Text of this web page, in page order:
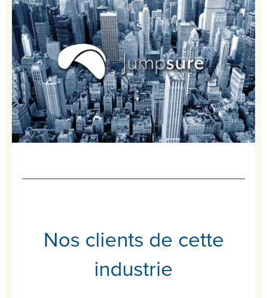
Nos clients de cette
industrie